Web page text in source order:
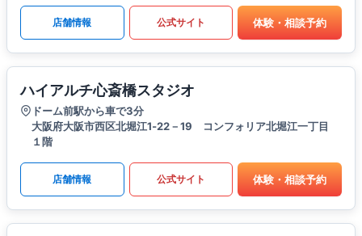
店舗情報 公式サイト 体験・相談予約
ハイアルチ心斎橋スタジオ
ドーム前駅から車で3分
大阪府大阪市西区北堀江1‐22－19 コンフォリア北堀江一丁目
１階
店舗情報 公式サイト 体験・相談予約